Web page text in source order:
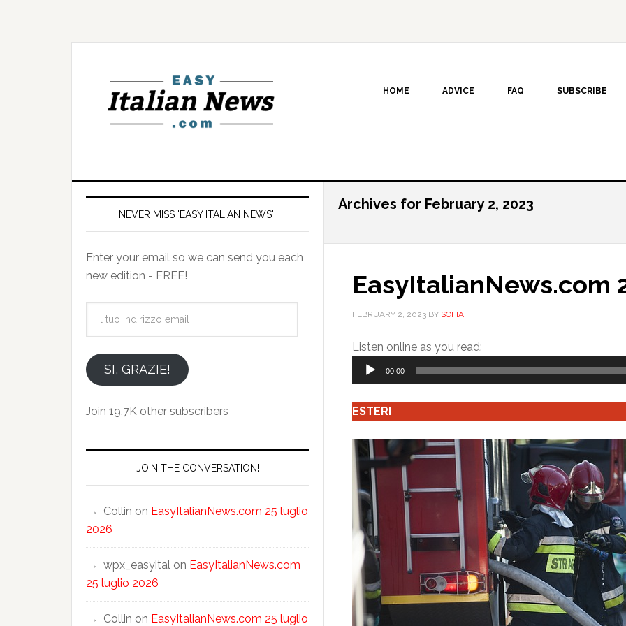
HOME ADVICE FAQ SUBSCRIBE
Archives for February 2, 2023
EasyItalianNews.com
FEBRUARY 2, 2023 BY SOFIA
Listen online as you read:
Player
00:00
ESTERI
NEVER MISS 'EASY ITALIAN NEWS'!
Enter your email so we can send you each
new edition - FREE!
emailSI, GRAZIE!
Join 19.7K other subscribers
JOIN THE CONVERSATION!
Collin on EasyItalianNews.com 25 luglio
2026
wpx_easyital on EasyItalianNews.com
25 luglio 2026
Collin on EasyItalianNews.com 25 luglio